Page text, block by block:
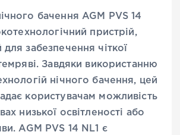
бачення AGM PVS 14
пристрій,
забезпечення чіткої
Завдяки використанню
нічного бачення, цей
користувачам можливість
низької освітленості або
AGM PVS 14 NL1 є